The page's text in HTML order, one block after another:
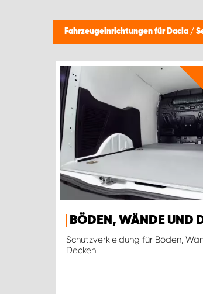
Fahrzeugeinrichtungen für Dacia /
BÖDEN, WÄNDE UND
Schutzverkleidung für Böden,
Decken